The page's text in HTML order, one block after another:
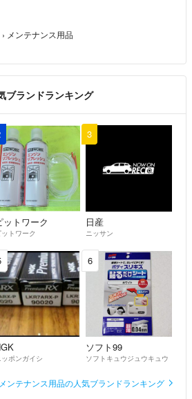
› メンテナンス用品
ブランドランキング
ットワーク
ットワーク
3
日産
ニッサン
ッポンガイシ
6
ソフト99
ソフトキュウジュウキュウ
メンテナンス用品の人気ブランドランキング